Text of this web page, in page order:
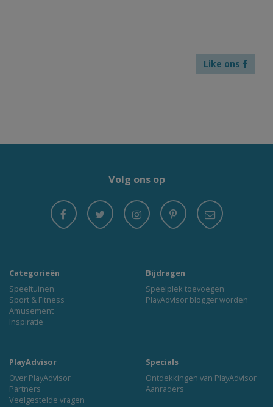
Like ons
Volg ons op
Categorieën
Speeltuinen
Sport & Fitness
Amusement
Inspiratie
Bijdragen
Speelplek toevoegen
PlayAdvisor blogger worden
PlayAdvisor
Over PlayAdvisor
Partners
Veelgestelde vragen
Specials
Ontdekkingen van PlayAdvisor
Aanraders